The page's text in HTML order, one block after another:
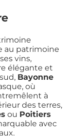
au patrimoine
vins,
élégante et
Bayonne
où
à
des terres,
ou Poitiers
avec